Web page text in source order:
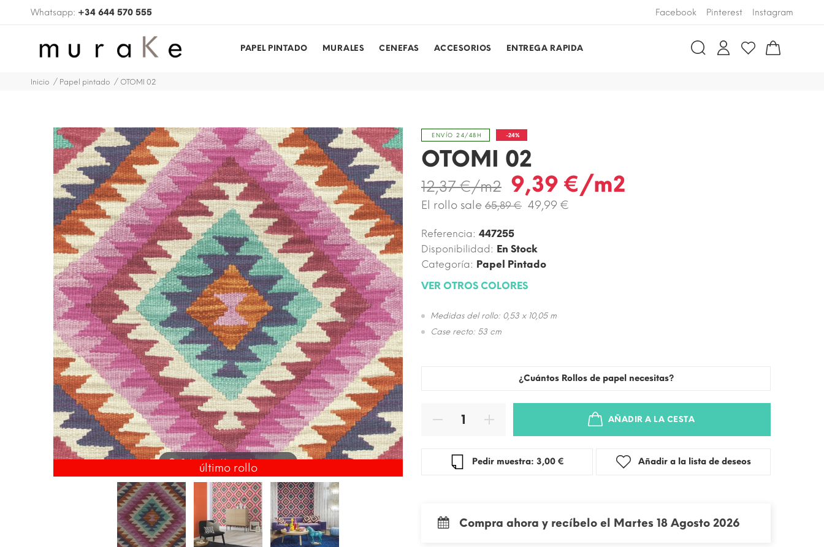
Whatsapp: +34 644 570 555 Facebook Pinterest Instagram
PAPEL PINTADO MURALES CENEFAS ACCESORIOS ENTREGA RAPIDA
Inicio Papel pintado OTOMI 02
Coloca el ratón para hacer zoom
último rollo
ENVÍO 24/48H -24%
OTOMI 02
12,37 €/m2 9,39 €/m2
El rollo sale 65,89 € 49,99 €
Referencia: 447255
Disponibilidad: En Stock
Categoría: Papel Pintado
VER OTROS COLORES
Medidas del rollo: 0,53 x 10,05 m
Case recto: 53 cm
¿Cuántos Rollos de papel necesitas?
AÑADIR A LA CESTA
Pedir muestra: 3,00 € Añadir a la lista de deseos
Compra ahora y recíbelo el Martes 18 Agosto 2026